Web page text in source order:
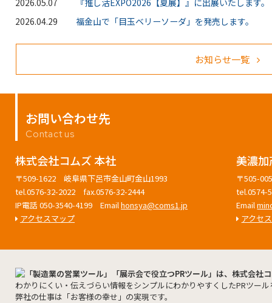
2026.04.29
福金山で「目玉ベリーソーダ」を発売します。
お知らせ一覧
お問い合わせ先
Contact us
株式会社コムズ 本社
〒509-1622 岐阜県下呂市金山町金山1993
tel.0576-32-2022 fax.0576-32-2444
IP電話 050-3540-4199 Emailhonsya@coms1.jp
アクセスマップ
美濃
〒505-
tel.0574-
Email
アクセ
わかりにくい・伝えづらい情報をシンプルにわかりやすくしたPRツー
弊社の仕事は「お客様の幸せ」の実現です。